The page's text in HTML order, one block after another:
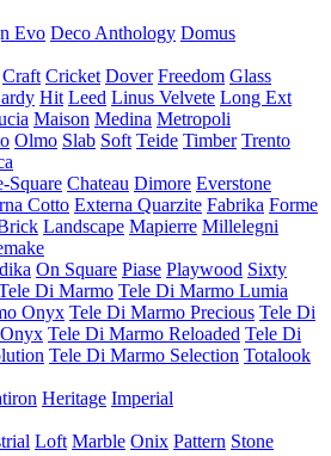
Evo Deco Anthology Domus
Craft Cricket Dover Freedom Glass
Hit Leed Linus Velvete Long Ext
Maison Medina Metropoli
Olmo Slab Soft Teide Timber Trento
Square Chateau Dimore Everstone
Cotto Externa Quarzite Fabrika Forme
Landscape Mapierre Millelegni
On Square Piase Playwood Sixty
Di Marmo Tele Di Marmo Lumia
Onyx Tele Di Marmo Precious Tele Di
Tele Di Marmo Reloaded Tele Di
Tele Di Marmo Selection Totalook
Heritage Imperial
Loft Marble Onix Pattern Stone